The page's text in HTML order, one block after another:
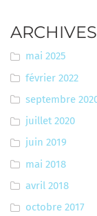
ARCHIVES
mai 2025
février 2022
septembre
juillet 2020
juin 2019
mai 2018
avril 2018
octobre 2017